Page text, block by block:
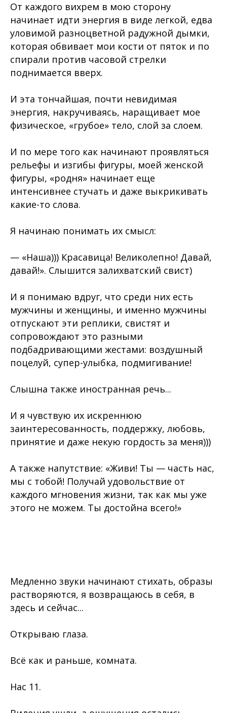
От каждого вихрем в мою сторону
начинает идти энергия в виде легкой, едва
уловимой разноцветной радужной дымки,
которая обвивает мои кости от пяток и по
спирали против часовой стрелки
поднимается вверх.
И эта тончайшая, почти невидимая
энергия, накручиваясь, наращивает мое
физическое, «грубое» тело, слой за слоем.
И по мере того как начинают проявляться
рельефы и изгибы фигуры, моей женской
фигуры, «родня» начинает еще
интенсивнее стучать и даже выкрикивать
какие-то слова.
Я начинаю понимать их смысл:
— «Наша))) Красавица! Великолепно! Давай,
давай!». Слышится залихватский свист)
И я понимаю вдруг, что среди них есть
мужчины и женщины, и именно мужчины
отпускают эти реплики, свистят и
сопровождают это разными
подбадривающими жестами: воздушный
поцелуй, супер-улыбка, подмигивание!
Слышна также иностранная речь...
И я чувствую их искреннюю
заинтересованность, поддержку, любовь,
принятие и даже некую гордость за меня)))
А также напутствие: «Живи! Ты — часть нас,
мы с тобой! Получай удовольствие от
каждого мгновения жизни, так как мы уже
этого не можем. Ты достойна всего!»
Медленно звуки начинают стихать, образы
растворяются, я возвращаюсь в себя, в
здесь и сейчас...
Открываю глаза.
Всё как и раньше, комната.
Нас 11.